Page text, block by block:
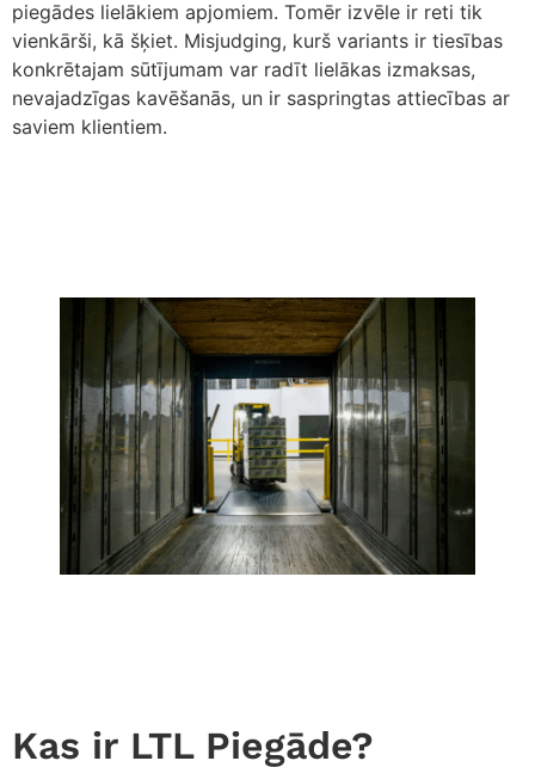
piegādes lielākiem apjomiem. Tomēr izvēle ir reti tik
vienkārši, kā šķiet. Misjudging, kurš variants ir tiesības
konkrētajam sūtījumam var radīt lielākas izmaksas,
nevajadzīgas kavēšanās, un ir saspringtas attiecības ar
saviem klientiem.
Kas ir LTL Piegāde?